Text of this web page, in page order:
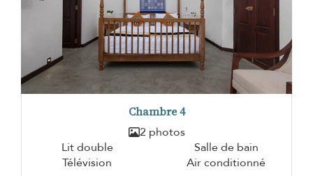
Chambre 4
2 photos
Lit double
Salle de bain
Télévision
Air conditionné